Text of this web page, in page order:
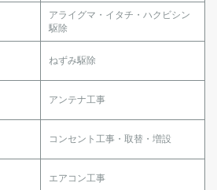
アライグマ・イタチ・ハクビシン
駆除
ねずみ駆除
アンテナ工事
コンセント工事・取替・増設
エアコン工事